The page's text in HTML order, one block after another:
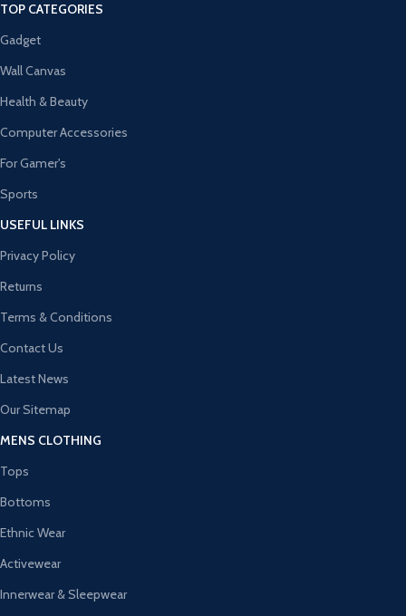
TOP CATEGORIES
Gadget
Wall Canvas
Health & Beauty
Computer Accessories
For Gamer's
Sports
USEFUL LINKS
Privacy Policy
Returns
Terms & Conditions
Contact Us
Latest News
Our Sitemap
MENS CLOTHING
Tops
Bottoms
Ethnic Wear
Activewear
Innerwear & Sleepwear